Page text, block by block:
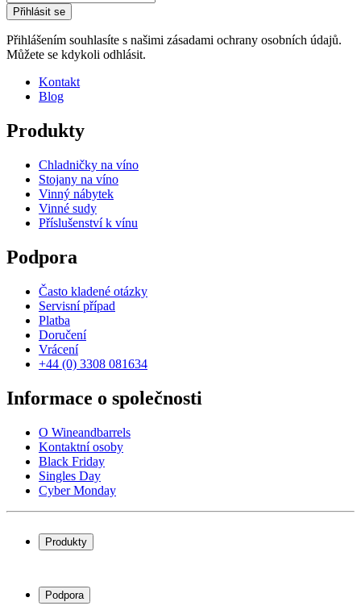
Přihlásit se
Přihlášením souhlasíte s našimi zásadami ochrany osobních údajů.
Můžete se kdykoli odhlásit.
Kontakt
Blog
Produkty
Chladničky na víno
Stojany na víno
Vinný nábytek
Vinné sudy
Příslušenství k vínu
Podpora
Často kladené otázky
Servisní případ
Platba
Doručení
Vrácení
+44 (0) 3308 081634
Informace o společnosti
O Wineandbarrels
Kontaktní osoby
Black Friday
Singles Day
Cyber Monday
Produkty
Stojany na víno
Vinný nábytek
Podpora